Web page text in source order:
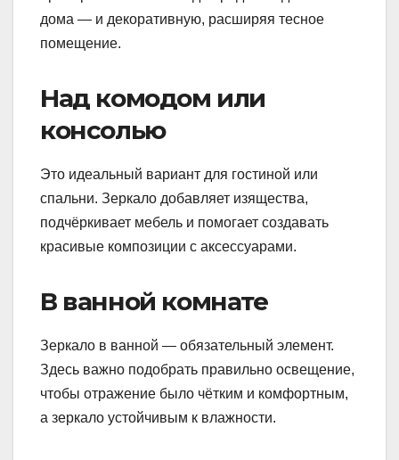
дома — и декоративную, расширяя тесное
помещение.
Над комодом или
консолью
Это идеальный вариант для гостиной или
спальни. Зеркало добавляет изящества,
подчёркивает мебель и помогает создавать
красивые композиции с аксессуарами.
В ванной комнате
Зеркало в ванной — обязательный элемент.
Здесь важно подобрать правильно освещение,
чтобы отражение было чётким и комфортным,
а зеркало устойчивым к влажности.